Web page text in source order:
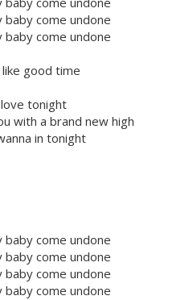
come undone
come undone
good time
tonight
with a brand new high
in tonight
come undone
come undone
come undone
come undone